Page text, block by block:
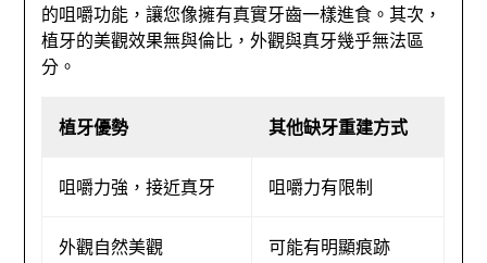
的咀嚼功能，讓您像擁有真實牙齒一樣進食。其次，
植牙的美觀效果無與倫比，外觀與真牙幾乎無法區
分。
植牙優勢 其他缺牙重建方式
咀嚼力強，接近真牙 咀嚼力有限制
外觀自然美觀 可能有明顯痕跡